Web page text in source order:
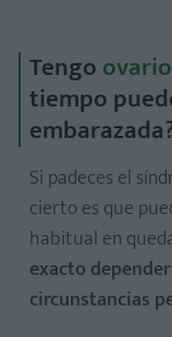
Tengo
tiempo
Si padeces el
cierto es que
habitual en
exacto
circunstancias